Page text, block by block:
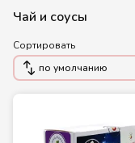
Чай и соусы
Сортировать
по умолчанию